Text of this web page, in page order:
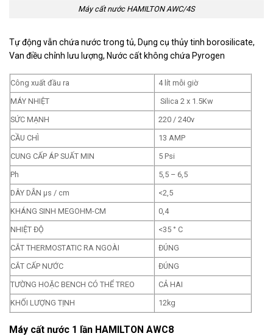
Máy cất nước HAMILTON AWC/4S
Tự động vẫn chứa nước trong tủ, Dụng cụ thủy tinh borosilicate,
Van điều chỉnh lưu lượng, Nước cất không chứa Pyrogen
Công xuất đầu ra
4 lít mỗi giờ
MÁY NHIỆT
Silica 2 x 1.5Kw
SỨC MẠNH
220 / 240v
CẦU CHÌ
13 AMP
CUNG CẤP ÁP SUẤT MIN
5 Psi
Ph
5,5 – 6,5
DÂY DẪN µs / cm
<2,5
KHÁNG SINH MEGOHM-CM
0,4
NHIỆT ĐỘ
<35 ° C
CẮT THERMOSTATIC RA NGOÀI
ĐÚNG
CẮT CẤP NƯỚC
ĐÚNG
TƯỜNG HOẶC BENCH CÓ THỂ TREO
CẢ HAI
KHỐI LƯỢNG TỊNH
12kg
Máy cất nước 1 lần HAMILTON AWC8